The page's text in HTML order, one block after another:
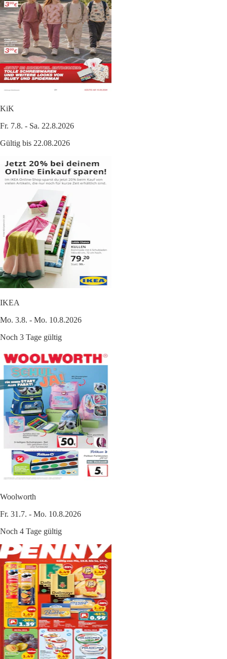
KiK
Fr. 7.8. - Sa. 22.8.2026
Gültig bis 22.08.2026
IKEA
Mo. 3.8. - Mo. 10.8.2026
Noch 3 Tage gültig
Woolworth
Fr. 31.7. - Mo. 10.8.2026
Noch 4 Tage gültig